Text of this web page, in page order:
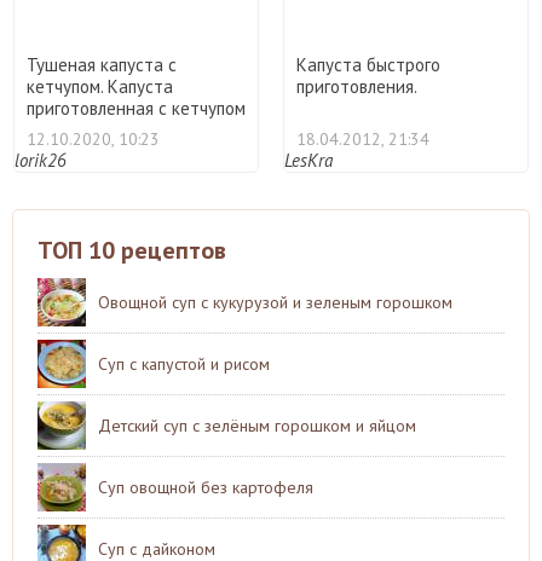
Тушеная капуста с
кетчупом. Капуста
приготовленная с кетчупом
очень ...
12.10.2020, 10:23
lorik26
Капуста быстрого
приготовления.
18.04.2012, 21:34
LesKra
ТОП 10 рецептов
Овощной суп с кукурузой и зеленым горошком
Суп с капустой и рисом
Детский суп с зелёным горошком и яйцом
Суп овощной без картофеля
Суп с дайконом